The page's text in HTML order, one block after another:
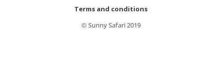
Terms and conditions
© Sunny Safari 2019